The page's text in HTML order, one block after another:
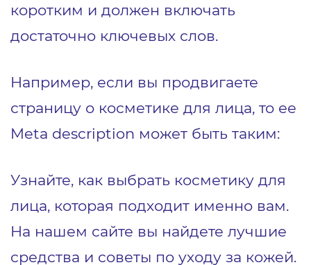
коротким и должен включать
достаточно ключевых слов.
Например, если вы продвигаете
страницу о косметике для лица, то ее
Meta description может быть таким:
Узнайте, как выбрать косметику для
лица, которая подходит именно вам.
На нашем сайте вы найдете лучшие
средства и советы по уходу за кожей.